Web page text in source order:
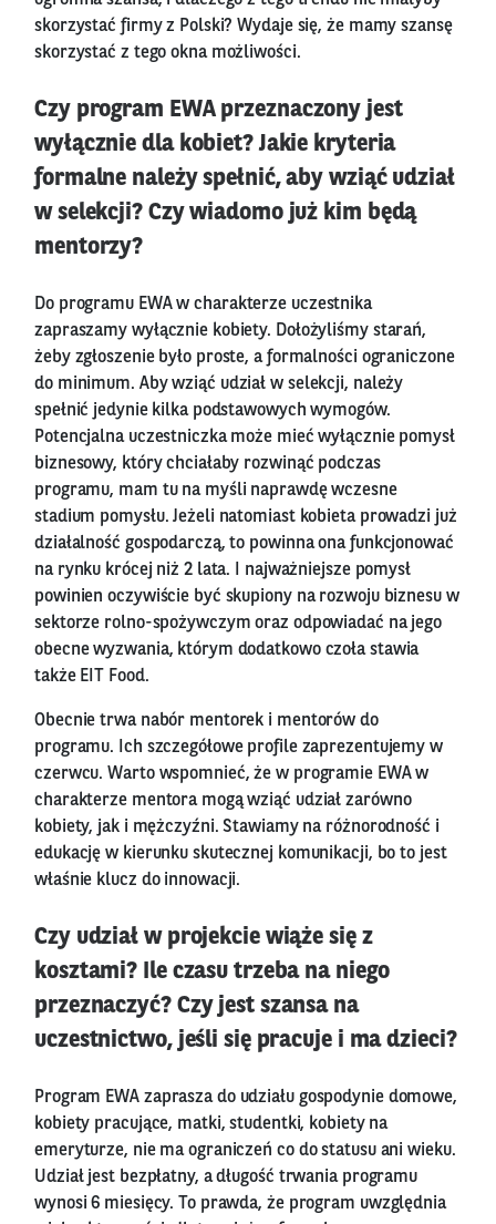
skorzystać firmy z Polski? Wydaje się, że mamy szansę
skorzystać z tego okna możliwości.
Czy program EWA przeznaczony jest
wyłącznie dla kobiet? Jakie kryteria
formalne należy spełnić, aby wziąć udział
w selekcji? Czy wiadomo już kim będą
mentorzy?
Do programu EWA w charakterze uczestnika
zapraszamy wyłącznie kobiety. Dołożyliśmy starań,
żeby zgłoszenie było proste, a formalności ograniczone
do minimum. Aby wziąć udział w selekcji, należy
spełnić jedynie kilka podstawowych wymogów.
Potencjalna uczestniczka może mieć wyłącznie pomysł
biznesowy, który chciałaby rozwinąć podczas
programu, mam tu na myśli naprawdę wczesne
stadium pomysłu. Jeżeli natomiast kobieta prowadzi już
działalność gospodarczą, to powinna ona funkcjonować
na rynku krócej niż 2 lata. I najważniejsze pomysł
powinien oczywiście być skupiony na rozwoju biznesu w
sektorze rolno-spożywczym oraz odpowiadać na jego
obecne wyzwania, którym dodatkowo czoła stawia
także EIT Food.
Obecnie trwa nabór mentorek i mentorów do
programu. Ich szczegółowe profile zaprezentujemy w
czerwcu. Warto wspomnieć, że w programie EWA w
charakterze mentora mogą wziąć udział zarówno
kobiety, jak i mężczyźni. Stawiamy na różnorodność i
edukację w kierunku skutecznej komunikacji, bo to jest
właśnie klucz do innowacji.
Czy udział w projekcie wiąże się z
kosztami? Ile czasu trzeba na niego
przeznaczyć? Czy jest szansa na
uczestnictwo, jeśli się pracuje i ma dzieci?
Program EWA zaprasza do udziału gospodynie domowe,
kobiety pracujące, matki, studentki, kobiety na
emeryturze, nie ma ograniczeń co do statusu ani wieku.
Udział jest bezpłatny, a długość trwania programu
wynosi 6 miesięcy. To prawda, że program uwzględnia